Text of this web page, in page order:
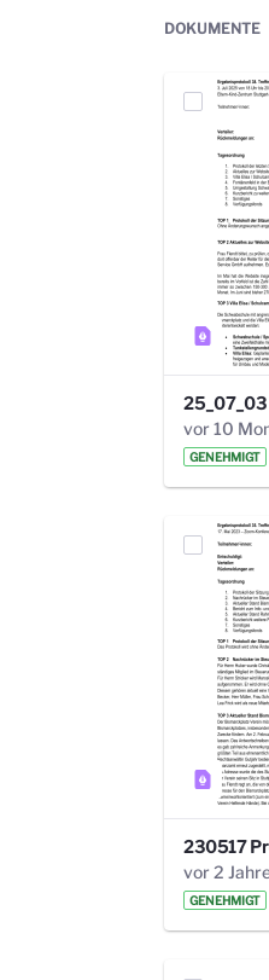
DOKUMENTE
GENEHMIGT
GENEHMIGT